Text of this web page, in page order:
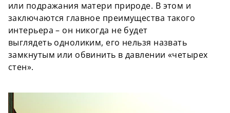
или подражания матери природе. В этом и
заключаются главное преимущества такого
интерьера – он никогда не будет
выглядеть одноликим, его нельзя назвать
замкнутым или обвинить в давлении «четырех
стен».